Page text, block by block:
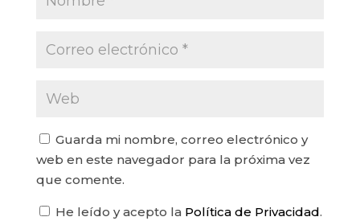
Guarda mi nombre, correo electrónico y
web en este navegador para la próxima vez
que comente.
He leído y acepto la Política de Privacidad.